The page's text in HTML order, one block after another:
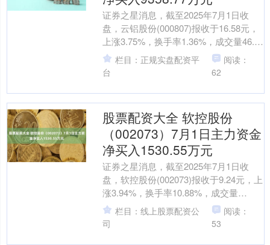
证券之星消息，截至2025年7月1日收
盘，云铝股份(000807)报收于16.58元，
上涨3.75%，换手率1.36%，成交量46.99
万手，成交额7.67亿元....
栏目：正规实盘配资平
台
阅读：
62
股票配资大全 软控股份
（002073）7月1日主力资金
净买入1530.55万元
证券之星消息，截至2025年7月1日收
盘，软控股份(002073)报收于9.24元，上
涨3.94%，换手率10.88%，成交量
107.79万手，成交额10.05....
栏目：线上股票配资公
司
阅读：
53